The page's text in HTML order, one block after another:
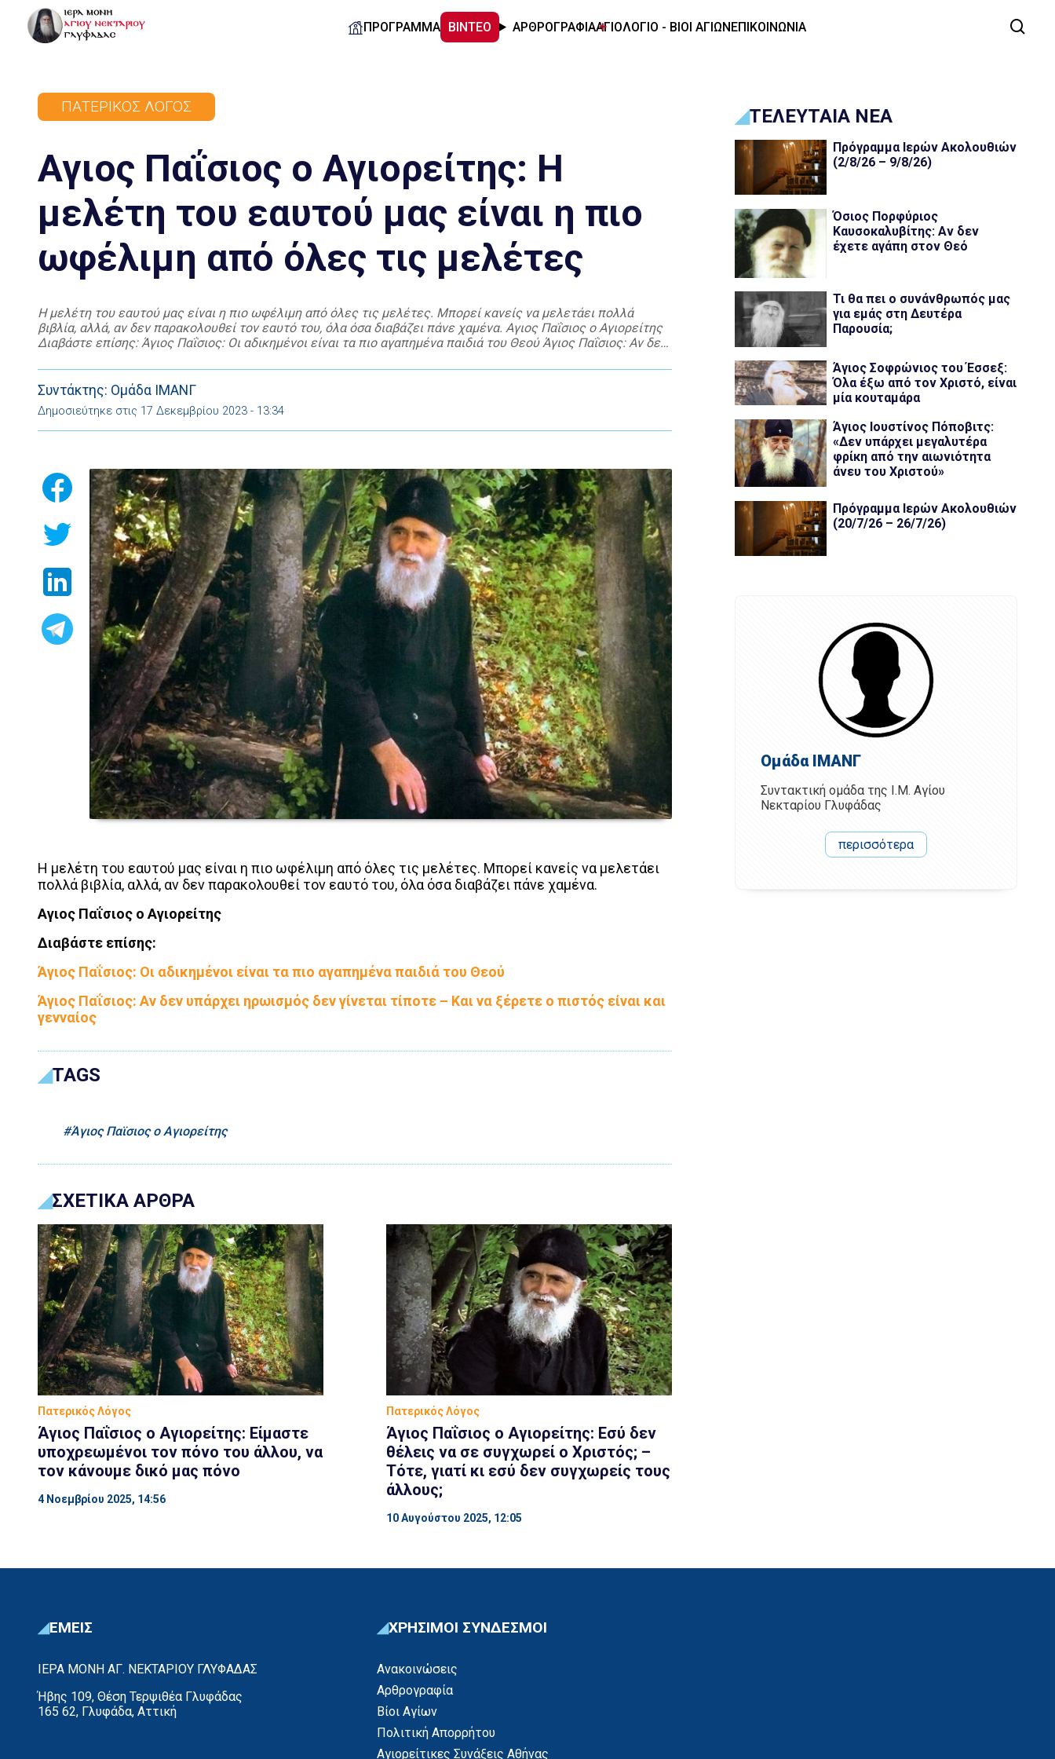
ΠΡΟΓΡΑΜΜΑ ΒΙΝΤΕΟ ΑΡΘΡΟΓΡΑΦΙΑΑΓΙΟΛΟΓΙΟ - ΒΙΟΙ ΑΓΙΩΝΕΠΙΚΟΙΝΩΝΙΑ
ΠΑΤΕΡΙΚΌΣ ΛΌΓΟΣ
Αγιος Παΐσιος ο Αγιορείτης: Η
μελέτη του εαυτού μας είναι η πιο
ωφέλιμη από όλες τις μελέτες
Η μελέτη του εαυτού μας είναι η πιο ωφέλιμη από όλες τις μελέτες. Μπορεί κανείς να μελετάει πολλά
βιβλία, αλλά, αν δεν παρακολουθεί τον εαυτό του, όλα όσα διαβάζει πάνε χαμένα. Αγιος Παΐσιος ο Αγιορείτης
Διαβάστε επίσης: Άγιος Παΐσιος: Οι αδικημένοι είναι τα πιο αγαπημένα παιδιά του Θεού Άγιος Παΐσιος: Αν δεν
Συντάκτης: Ομάδα ΙΜΑΝΓ
Δημοσιεύτηκε στις 17 Δεκεμβρίου 2023 - 13:34
Η μελέτη του εαυτού μας είναι η πιο ωφέλιμη από όλες τις μελέτες. Μπορεί κανείς να μελετάει
πολλά βιβλία, αλλά, αν δεν παρακολουθεί τον εαυτό του, όλα όσα διαβάζει πάνε χαμένα.
Αγιος Παΐσιος ο Αγιορείτης
Διαβάστε επίσης:
Άγιος Παΐσιος: Οι αδικημένοι είναι τα πιο αγαπημένα παιδιά του Θεού
Άγιος Παΐσιος: Αν δεν υπάρχει ηρωισμός δεν γίνεται τίποτε – Και να ξέρετε ο πιστός είναι και
γενναίος
TAGS
Άγιος Παϊσιος ο Αγιορείτης
ΣΧΕΤΙΚΑ ΑΡΘΡΑ
Πατερικός Λόγος
Άγιος Παΐσιος ο Αγιορείτης: Εί­μα­στε
υπο­χρε­ω­μέ­νοι τον πόνο του άλ­λου, να
τον κά­νου­με δικό μας πόνο
4 Νοεμβρίου 2025, 14:56
Πατερικός Λόγος
Άγιος Παΐσιος ο Αγιορείτης: Εσύ δεν
θέλεις να σε συγχωρεί ο Χριστός; –
Τότε, γιατί κι εσύ δεν συγχωρείς τους
άλλους;
10 Αυγούστου 2025, 12:05
ΤΕΛΕΥΤΑΙΑ ΝΕΑ
Πρόγραμμα Ιερών Ακολουθιών
(2/8/26 – 9/8/26)
Όσιος Πορφύριος
Καυσοκαλυβίτης: Αν δεν
έχετε αγάπη στον Θεό
Τι θα πει ο συνάνθρωπός μας
για εμάς στη Δευτέρα
Παρουσία;
Άγιος Σοφρώνιος του Έσσεξ:
Όλα έξω από τον Χριστό, είναι
μία κουταμάρα
Άγιος Ιουστίνος Πόποβιτς:
«Δεν υπάρχει μεγαλυτέρα
φρίκη από την αιωνιότητα
άνευ του Χριστού»
Πρόγραμμα Ιερών Ακολουθιών
(20/7/26 – 26/7/26)
Ομάδα ΙΜΑΝΓ
Συντακτική ομάδα της Ι.Μ. Αγίου
Νεκταρίου Γλυφάδας
περισσότερα
ΕΜΕΙΣ
ΙΕΡΑ ΜΟΝΗ ΑΓ. ΝΕΚΤΑΡΙΟΥ ΓΛΥΦΑΔΑΣ
Ήβης 109, Θέση Τερψιθέα Γλυφάδας
165 62, Γλυφάδα, Αττική
ΧΡΗΣΙΜΟΙ ΣΥΝΔΕΣΜΟΙ
Ανακοινώσεις
Αρθρογραφία
Βίοι Αγίων
Πολιτική Απορρήτου
Αγιορείτικες Συνάξεις Αθήνας